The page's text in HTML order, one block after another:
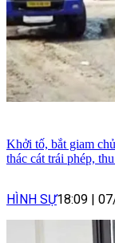
Khởi tố, bắt giam
thác cát trái phép,
HÌNH SỰ18:09